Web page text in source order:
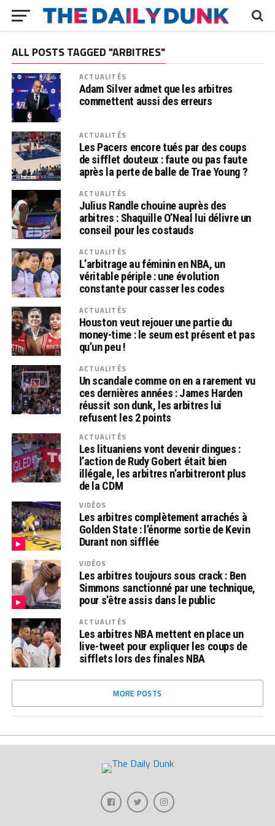
ALL POSTS TAGGED "ARBITRES"
ACTUALITÉS
Adam Silver admet que les arbitres
commettent aussi des erreurs
ACTUALITÉS
Les Pacers encore tués par des coups
de sifflet douteux : faute ou pas faute
après la perte de balle de Trae Young ?
ACTUALITÉS
Julius Randle chouine auprès des
arbitres : Shaquille O’Neal lui délivre un
conseil pour les costauds
ACTUALITÉS
L’arbitrage au féminin en NBA, un
véritable périple : une évolution
constante pour casser les codes
ACTUALITÉS
Houston veut rejouer une partie du
money-time : le seum est présent et pas
qu’un peu !
ACTUALITÉS
Un scandale comme on en a rarement vu
ces dernières années : James Harden
réussit son dunk, les arbitres lui
refusent les 2 points
ACTUALITÉS
Les lituaniens vont devenir dingues :
l’action de Rudy Gobert était bien
illégale, les arbitres n’arbitreront plus
de la CDM
VIDÉOS
Les arbitres complètement arrachés à
Golden State : l’énorme sortie de Kevin
Durant non sifflée
VIDÉOS
Les arbitres toujours sous crack : Ben
Simmons sanctionné par une technique,
pour s’être assis dans le public
ACTUALITÉS
Les arbitres NBA mettent en place un
live-tweet pour expliquer les coups de
sifflets lors des finales NBA
MORE POSTS